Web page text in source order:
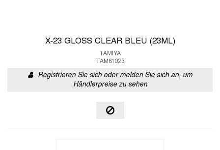
X-23 GLOSS CLEAR BLEU (23ML)
TAMIYA
TAM81023
Registrieren Sie sich oder melden Sie sich an, um
Händlerpreise zu sehen